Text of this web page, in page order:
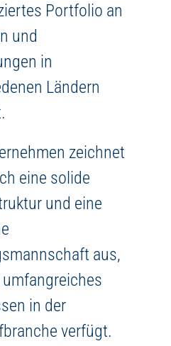
Portfolio an
und
in
Ländern
zeichnet
eine solide
und eine
aus,
in der
verfügt.